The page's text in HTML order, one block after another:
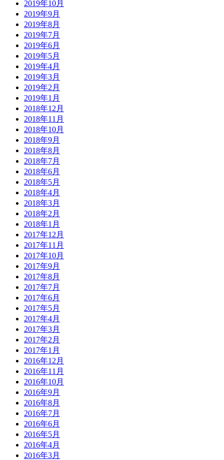
2019年10月
2019年9月
2019年8月
2019年7月
2019年6月
2019年5月
2019年4月
2019年3月
2019年2月
2019年1月
2018年12月
2018年11月
2018年10月
2018年9月
2018年8月
2018年7月
2018年6月
2018年5月
2018年4月
2018年3月
2018年2月
2018年1月
2017年12月
2017年11月
2017年10月
2017年9月
2017年8月
2017年7月
2017年6月
2017年5月
2017年4月
2017年3月
2017年2月
2017年1月
2016年12月
2016年11月
2016年10月
2016年9月
2016年8月
2016年7月
2016年6月
2016年5月
2016年4月
2016年3月